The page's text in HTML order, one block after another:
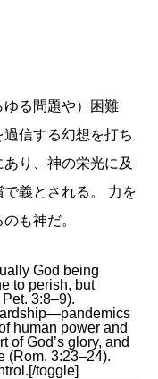
る問題や）困難
信する幻想を打ち
り、神の栄光に及
義とされる。 力を
も神だ。
God being
to perish, but
3:8–9).
human power and
of God’s glory, and
(Rom. 3:23–24).
toggle]